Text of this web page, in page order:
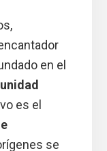
en el
es el
se